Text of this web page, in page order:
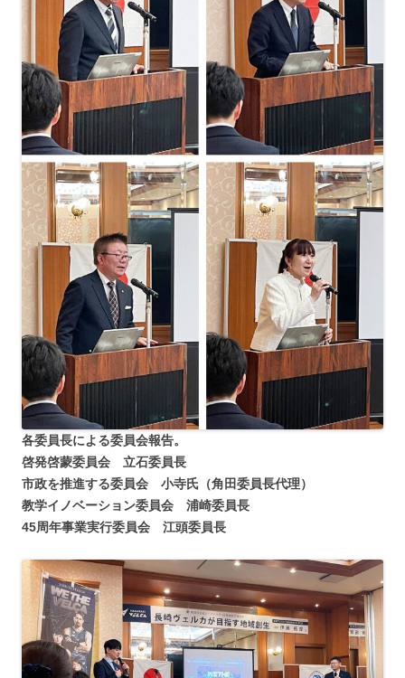
各委員長による委員会報告。
啓発啓蒙委員会 立石委員長
市政を推進する委員会 小寺氏（角田委員長代理）
教学イノベーション委員会 浦崎委員長
45周年事業実行委員会 江頭委員長